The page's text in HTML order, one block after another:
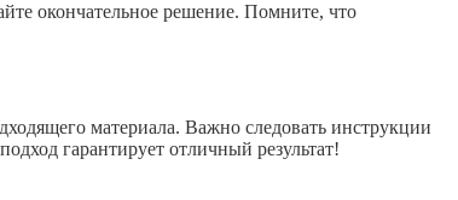
окончательное решение. Помните, что
материала. Важно следовать инструкции
гарантирует отличный результат!